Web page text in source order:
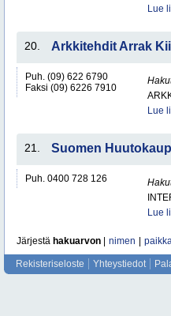
Lue
20. Arkkitehdit Arrak
Puh. (09) 622 6790
Faksi (09) 6226 7910
Lue
21. Suomen
Puh. 0400 728 126
Lue
Järjestä hakuarvon nimen
Rekisteriseloste Yhteystiedot